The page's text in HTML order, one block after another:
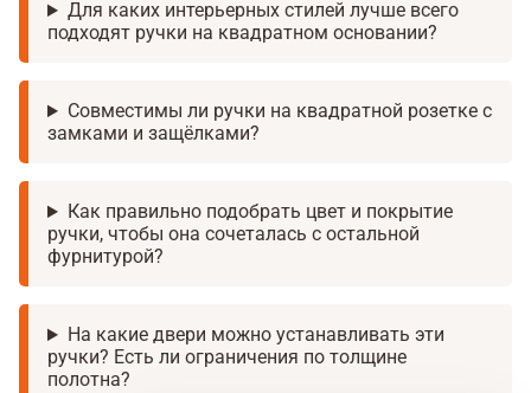
Для каких интерьерных стилей лучше всего
подходят ручки на квадратном основании?
Совместимы ли ручки на квадратной розетке с
замками и защёлками?
Как правильно подобрать цвет и покрытие
ручки, чтобы она сочеталась с остальной
фурнитурой?
На какие двери можно устанавливать эти
ручки? Есть ли ограничения по толщине
полотна?